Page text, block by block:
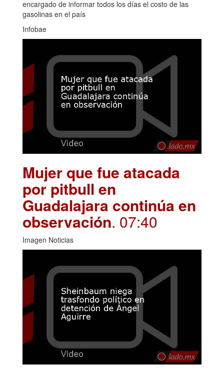
encargado de informar todos los días el costo de las
gasolinas en el país
Infobae
Mujer que fue atacada
por pitbull en
Guadalajara continúa en
observación. 07:40
Imagen Noticias